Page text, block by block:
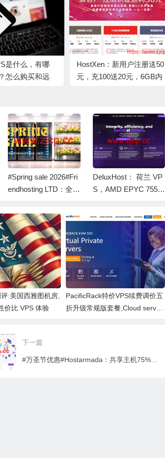
是什么，有哪
怎么购买和远
HostXen：新用户注册送50
元，充100送20元，6GB内
#Spring sale 2026#Fri
endhosting LTD：全场
起，美国/日本/德国/荷
兰等多个机房
DeluxHost： 荷兰 VP
S，AMD EPYC 7551
VMe/不限流量/1Gbps
-10Gbps带宽，€9/年
起
:美国西雅图机房,
价比 VPS 体验
PacificRack特价VPS续费调价五
折升级常规版套餐,Cloud server
下一篇